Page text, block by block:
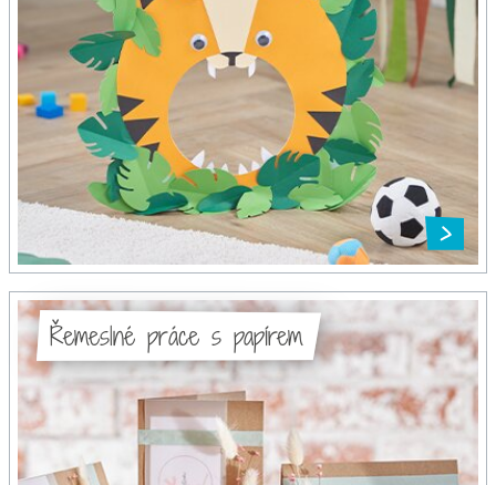
Řemeslné práce s papírem